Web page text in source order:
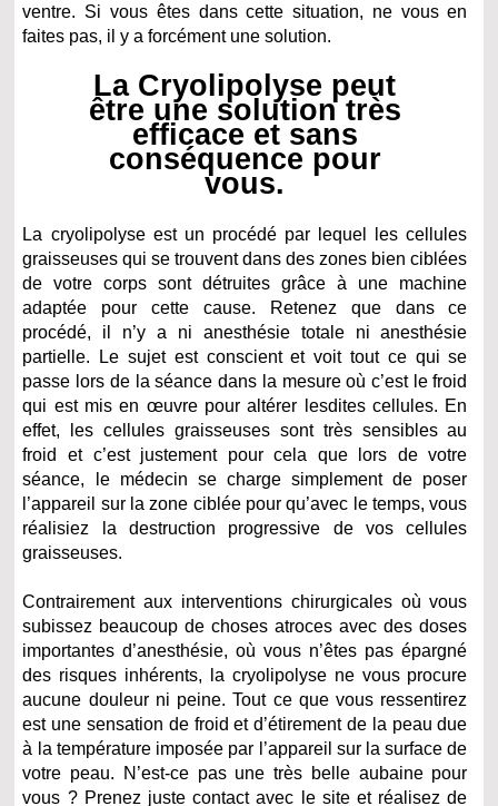
ventre. Si vous êtes dans cette situation, ne vous en
faites pas, il y a forcément une solution.
La Cryolipolyse peut
être une solution très
efficace et sans
conséquence pour
vous.
La cryolipolyse est un procédé par lequel les cellules
graisseuses qui se trouvent dans des zones bien ciblées
de votre corps sont détruites grâce à une machine
adaptée pour cette cause. Retenez que dans ce
procédé, il n’y a ni anesthésie totale ni anesthésie
partielle. Le sujet est conscient et voit tout ce qui se
passe lors de la séance dans la mesure où c’est le froid
qui est mis en œuvre pour altérer lesdites cellules. En
effet, les cellules graisseuses sont très sensibles au
froid et c’est justement pour cela que lors de votre
séance, le médecin se charge simplement de poser
l’appareil sur la zone ciblée pour qu’avec le temps, vous
réalisiez la destruction progressive de vos cellules
graisseuses.
Contrairement aux interventions chirurgicales où vous
subissez beaucoup de choses atroces avec des doses
importantes d’anesthésie, où vous n’êtes pas épargné
des risques inhérents, la cryolipolyse ne vous procure
aucune douleur ni peine. Tout ce que vous ressentirez
est une sensation de froid et d’étirement de la peau due
à la température imposée par l’appareil sur la surface de
votre peau. N’est-ce pas une très belle aubaine pour
vous ? Prenez juste contact avec le site et réalisez de